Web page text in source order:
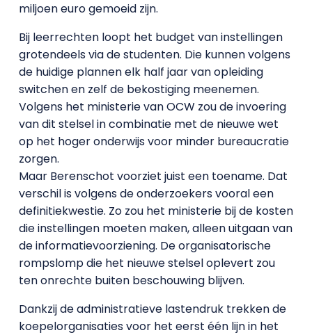
miljoen euro gemoeid zijn.
Bij leerrechten loopt het budget van instellingen
grotendeels via de studenten. Die kunnen volgens
de huidige plannen elk half jaar van opleiding
switchen en zelf de bekostiging meenemen.
Volgens het ministerie van OCW zou de invoering
van dit stelsel in combinatie met de nieuwe wet
op het hoger onderwijs voor minder bureaucratie
zorgen.
Maar Berenschot voorziet juist een toename. Dat
verschil is volgens de onderzoekers vooral een
definitiekwestie. Zo zou het ministerie bij de kosten
die instellingen moeten maken, alleen uitgaan van
de informatievoorziening. De organisatorische
rompslomp die het nieuwe stelsel oplevert zou
ten onrechte buiten beschouwing blijven.
Dankzij de administratieve lastendruk trekken de
koepelorganisaties voor het eerst één lijn in het